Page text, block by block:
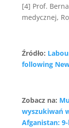
[4] Prof.
medycznej,
Źródło:
following
Zobacz na:
wyszukiwań
Afganistan: